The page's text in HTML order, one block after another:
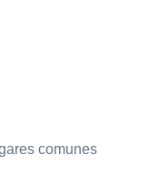
comunes